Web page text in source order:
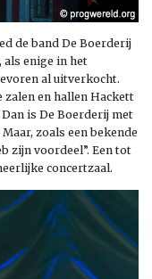
de band De Boerderij
als enige in het
al uitverkocht.
en hallen Hackett
is De Boerderij met
zoals een bekende
zijn voordeel”. Een tot
concertzaal.